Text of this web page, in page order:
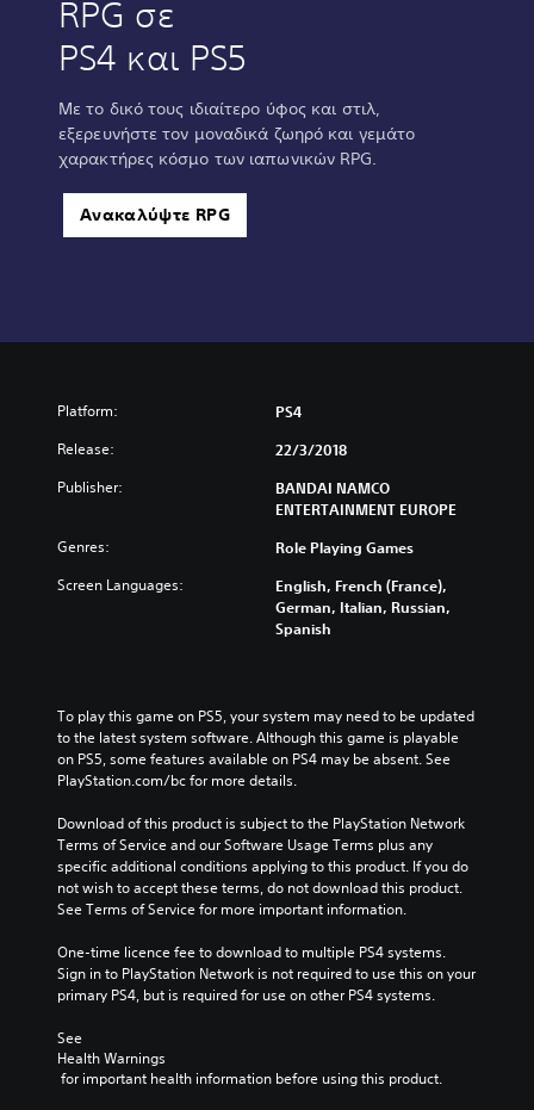
RPG σε
PS4 και PS5
Με το δικό τους ιδιαίτερο ύφος και στιλ,
εξερευνήστε τον μοναδικά ζωηρό και γεμάτο
χαρακτήρες κόσμο των ιαπωνικών RPG.
Ανακαλύψτε RPG
Platform: PS4
Release: 22/3/2018
Publisher:
BANDAI NAMCO
ENTERTAINMENT EUROPE
Genres: Role Playing Games
Screen Languages:
English, French (France),
German, Italian, Russian,
Spanish
To play this game on PS5, your system may need to be updated
to the latest system software. Although this game is playable
on PS5, some features available on PS4 may be absent. See
PlayStation.com/bc for more details.
Download of this product is subject to the PlayStation Network
Terms of Service and our Software Usage Terms plus any
specific additional conditions applying to this product. If you do
not wish to accept these terms, do not download this product.
See Terms of Service for more important information.
One-time licence fee to download to multiple PS4 systems.
Sign in to PlayStation Network is not required to use this on your
primary PS4, but is required for use on other PS4 systems.
See
Health Warnings
for important health information before using this product.